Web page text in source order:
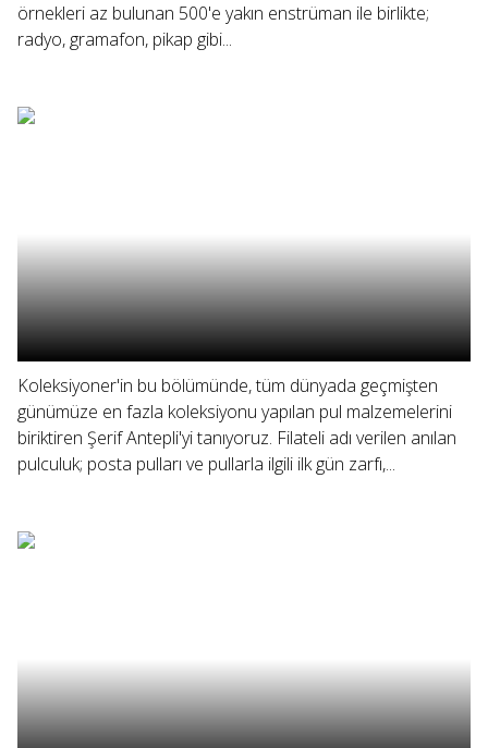
örnekleri az bulunan 500'e yakın enstrüman ile birlikte;
radyo, gramafon, pikap gibi...
Koleksiyoner'in bu bölümünde, tüm dünyada geçmişten
günümüze en fazla koleksiyonu yapılan pul malzemelerini
biriktiren Şerif Antepli'yi tanıyoruz. Filateli adı verilen anılan
pulculuk; posta pulları ve pullarla ilgili ilk gün zarfı,...